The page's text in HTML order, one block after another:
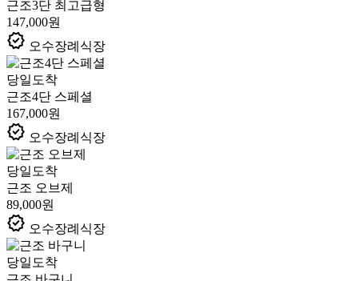
근조3단 최고급형
147,000원
verified 오수장례식장
당일도착
근조4단 스페셜
167,000원
verified 오수장례식장
당일도착
근조 오브제
89,000원
verified 오수장례식장
당일도착